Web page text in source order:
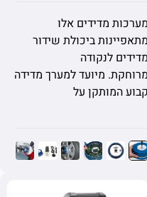
אלו
ביכולת שידור
מיועד למערך מדידה
על